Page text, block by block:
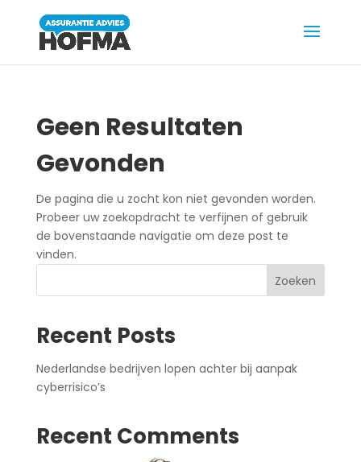
Geen Resultaten
Gevonden
De pagina die u zocht kon niet gevonden worden.
Probeer uw zoekopdracht te verfijnen of gebruik
de bovenstaande navigatie om deze post te
vinden.
Zoeken
Recent Posts
Nederlandse bedrijven lopen achter bij aanpak
cyberrisico’s
Recent Comments